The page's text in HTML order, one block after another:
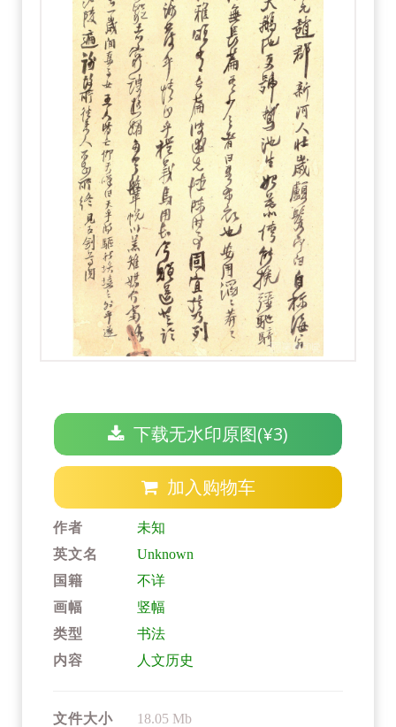
下载无水印原图(¥3)
加入购物车
作者
未知
英文名
Unknown
国籍
不详
画幅
竖幅
类型
书法
内容
人文历史
文件大小
18.05 Mb